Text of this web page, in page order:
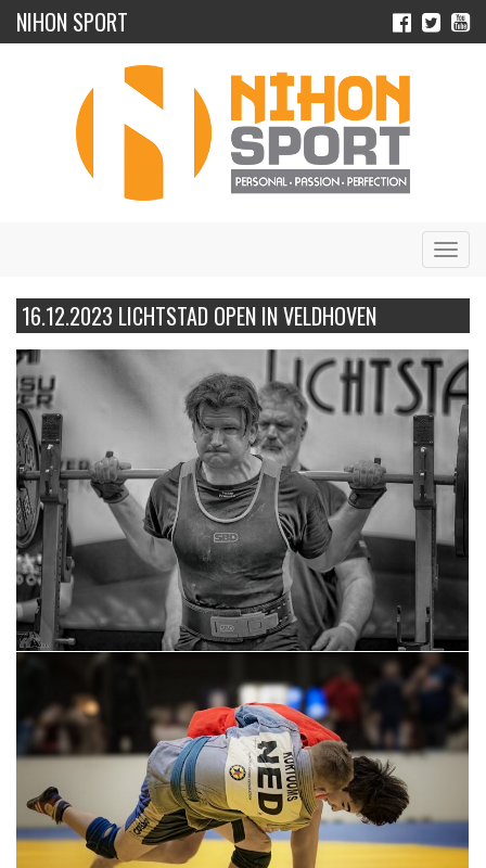
NIHON SPORT
16.12.2023 LICHTSTAD OPEN IN VELDHOVEN